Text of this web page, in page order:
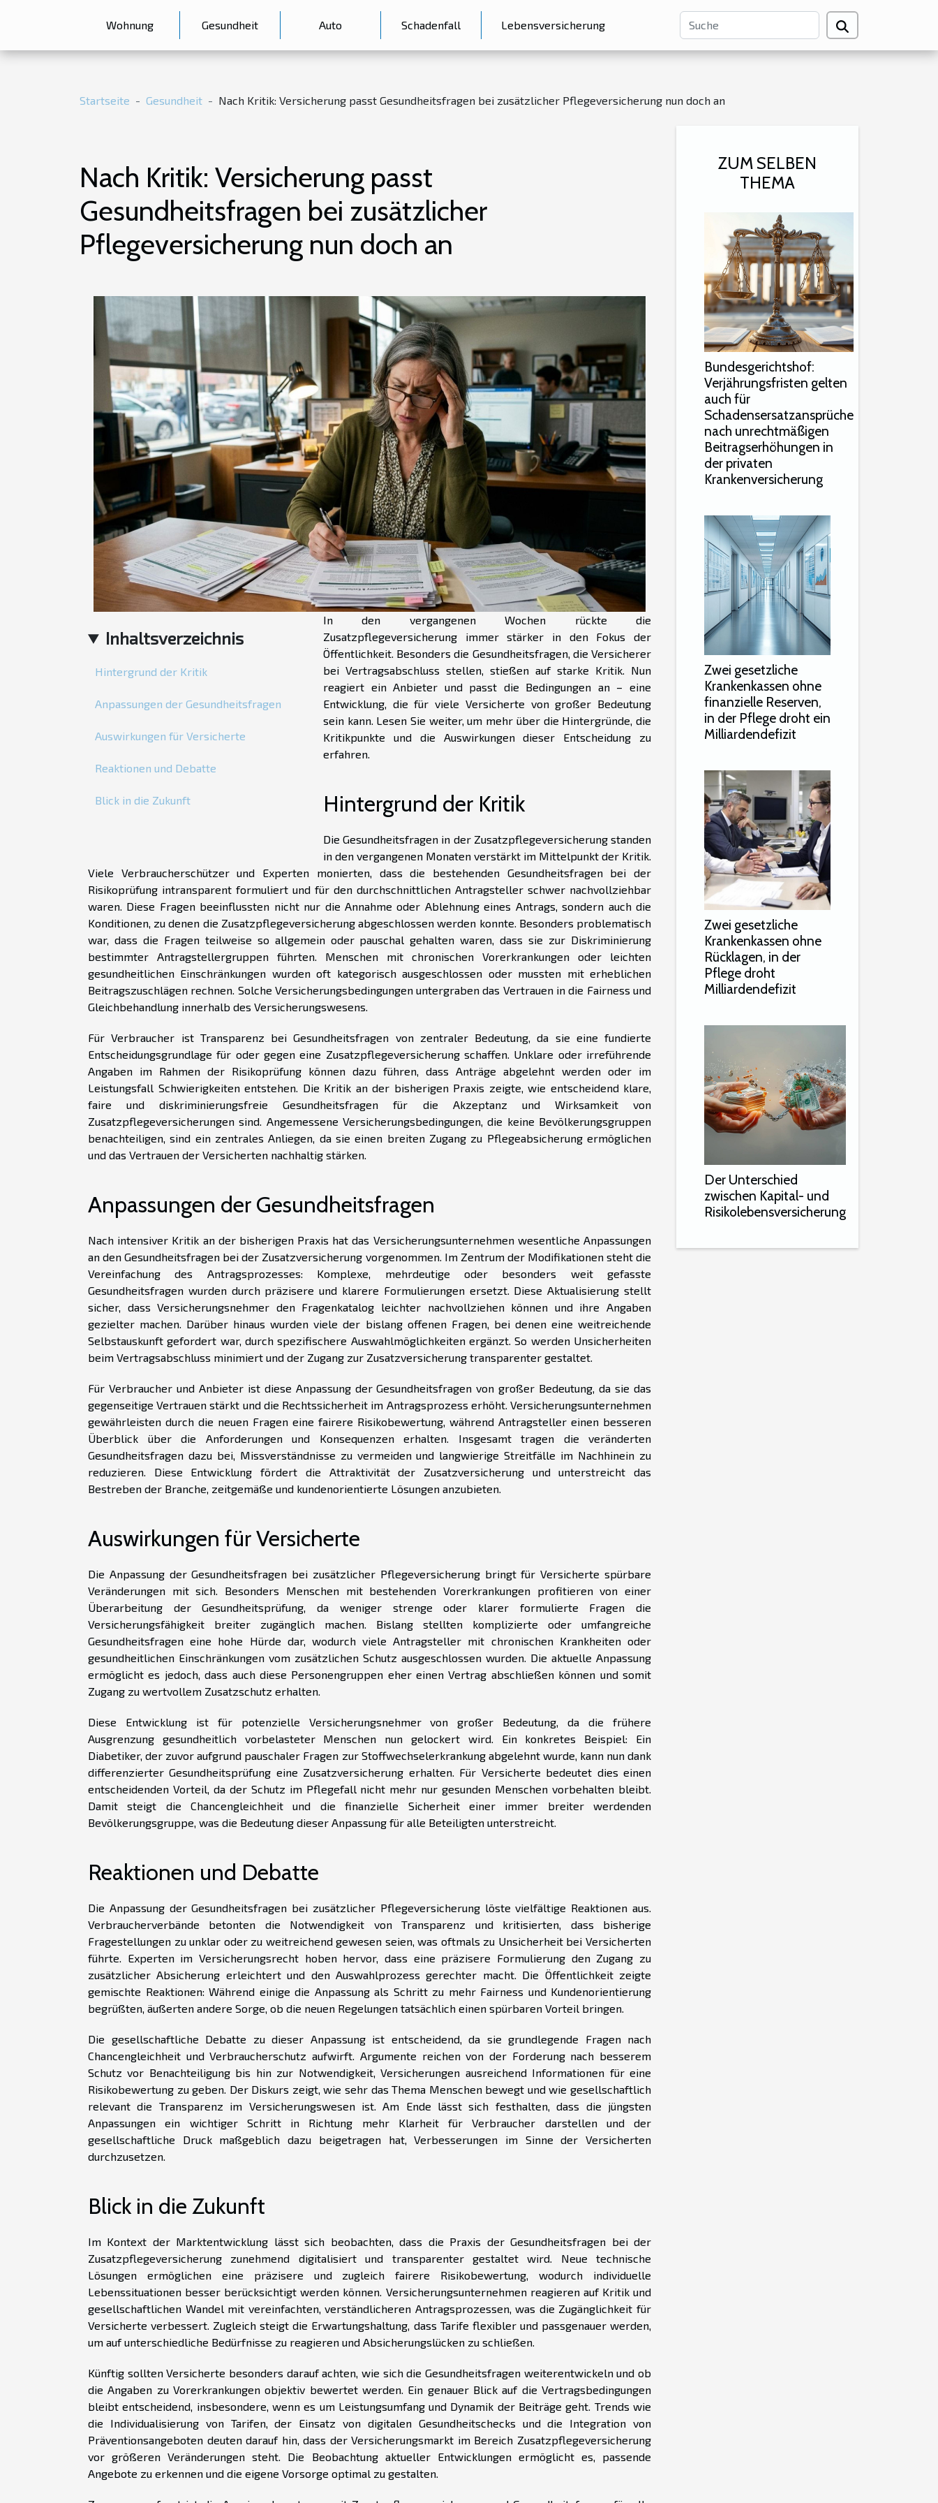
Wohnung Gesundheit Auto Schadenfall Lebensversicherung
Startseite Gesundheit Nach Kritik: Versicherung passt Gesundheitsfragen bei zusätzlicher Pflegeversicherung nun doch an
Nach Kritik: Versicherung passt
Gesundheitsfragen bei zusätzlicher
Pflegeversicherung nun doch an
Inhaltsverzeichnis
Hintergrund der Kritik
Anpassungen der Gesundheitsfragen
Auswirkungen für Versicherte
Reaktionen und Debatte
Blick in die Zukunft
In den vergangenen Wochen rückte die
Zusatzpflegeversicherung immer stärker in den Fokus der
Öffentlichkeit. Besonders die Gesundheitsfragen, die Versicherer
bei Vertragsabschluss stellen, stießen auf starke Kritik. Nun
reagiert ein Anbieter und passt die Bedingungen an – eine
Entwicklung, die für viele Versicherte von großer Bedeutung
sein kann. Lesen Sie weiter, um mehr über die Hintergründe, die
Kritikpunkte und die Auswirkungen dieser Entscheidung zu
erfahren.
Hintergrund der Kritik
Die Gesundheitsfragen in der Zusatzpflegeversicherung standen
in den vergangenen Monaten verstärkt im Mittelpunkt der Kritik.
Viele Verbraucherschützer und Experten monierten, dass die bestehenden Gesundheitsfragen bei der
Risikoprüfung intransparent formuliert und für den durchschnittlichen Antragsteller schwer nachvollziehbar
waren. Diese Fragen beeinflussten nicht nur die Annahme oder Ablehnung eines Antrags, sondern auch die
Konditionen, zu denen die Zusatzpflegeversicherung abgeschlossen werden konnte. Besonders problematisch
war, dass die Fragen teilweise so allgemein oder pauschal gehalten waren, dass sie zur Diskriminierung
bestimmter Antragstellergruppen führten. Menschen mit chronischen Vorerkrankungen oder leichten
gesundheitlichen Einschränkungen wurden oft kategorisch ausgeschlossen oder mussten mit erheblichen
Beitragszuschlägen rechnen. Solche Versicherungsbedingungen untergraben das Vertrauen in die Fairness und
Gleichbehandlung innerhalb des Versicherungswesens.
Für Verbraucher ist Transparenz bei Gesundheitsfragen von zentraler Bedeutung, da sie eine fundierte
Entscheidungsgrundlage für oder gegen eine Zusatzpflegeversicherung schaffen. Unklare oder irreführende
Angaben im Rahmen der Risikoprüfung können dazu führen, dass Anträge abgelehnt werden oder im
Leistungsfall Schwierigkeiten entstehen. Die Kritik an der bisherigen Praxis zeigte, wie entscheidend klare,
faire und diskriminierungsfreie Gesundheitsfragen für die Akzeptanz und Wirksamkeit von
Zusatzpflegeversicherungen sind. Angemessene Versicherungsbedingungen, die keine Bevölkerungsgruppen
benachteiligen, sind ein zentrales Anliegen, da sie einen breiten Zugang zu Pflegeabsicherung ermöglichen
und das Vertrauen der Versicherten nachhaltig stärken.
Anpassungen der Gesundheitsfragen
Nach intensiver Kritik an der bisherigen Praxis hat das Versicherungsunternehmen wesentliche Anpassungen
an den Gesundheitsfragen bei der Zusatzversicherung vorgenommen. Im Zentrum der Modifikationen steht die
Vereinfachung des Antragsprozesses: Komplexe, mehrdeutige oder besonders weit gefasste
Gesundheitsfragen wurden durch präzisere und klarere Formulierungen ersetzt. Diese Aktualisierung stellt
sicher, dass Versicherungsnehmer den Fragenkatalog leichter nachvollziehen können und ihre Angaben
gezielter machen. Darüber hinaus wurden viele der bislang offenen Fragen, bei denen eine weitreichende
Selbstauskunft gefordert war, durch spezifischere Auswahlmöglichkeiten ergänzt. So werden Unsicherheiten
beim Vertragsabschluss minimiert und der Zugang zur Zusatzversicherung transparenter gestaltet.
Für Verbraucher und Anbieter ist diese Anpassung der Gesundheitsfragen von großer Bedeutung, da sie das
gegenseitige Vertrauen stärkt und die Rechtssicherheit im Antragsprozess erhöht. Versicherungsunternehmen
gewährleisten durch die neuen Fragen eine fairere Risikobewertung, während Antragsteller einen besseren
Überblick über die Anforderungen und Konsequenzen erhalten. Insgesamt tragen die veränderten
Gesundheitsfragen dazu bei, Missverständnisse zu vermeiden und langwierige Streitfälle im Nachhinein zu
reduzieren. Diese Entwicklung fördert die Attraktivität der Zusatzversicherung und unterstreicht das
Bestreben der Branche, zeitgemäße und kundenorientierte Lösungen anzubieten.
Auswirkungen für Versicherte
Die Anpassung der Gesundheitsfragen bei zusätzlicher Pflegeversicherung bringt für Versicherte spürbare
Veränderungen mit sich. Besonders Menschen mit bestehenden Vorerkrankungen profitieren von einer
Überarbeitung der Gesundheitsprüfung, da weniger strenge oder klarer formulierte Fragen die
Versicherungsfähigkeit breiter zugänglich machen. Bislang stellten komplizierte oder umfangreiche
Gesundheitsfragen eine hohe Hürde dar, wodurch viele Antragsteller mit chronischen Krankheiten oder
gesundheitlichen Einschränkungen vom zusätzlichen Schutz ausgeschlossen wurden. Die aktuelle Anpassung
ermöglicht es jedoch, dass auch diese Personengruppen eher einen Vertrag abschließen können und somit
Zugang zu wertvollem Zusatzschutz erhalten.
Diese Entwicklung ist für potenzielle Versicherungsnehmer von großer Bedeutung, da die frühere
Ausgrenzung gesundheitlich vorbelasteter Menschen nun gelockert wird. Ein konkretes Beispiel: Ein
Diabetiker, der zuvor aufgrund pauschaler Fragen zur Stoffwechselerkrankung abgelehnt wurde, kann nun dank
differenzierter Gesundheitsprüfung eine Zusatzversicherung erhalten. Für Versicherte bedeutet dies einen
entscheidenden Vorteil, da der Schutz im Pflegefall nicht mehr nur gesunden Menschen vorbehalten bleibt.
Damit steigt die Chancengleichheit und die finanzielle Sicherheit einer immer breiter werdenden
Bevölkerungsgruppe, was die Bedeutung dieser Anpassung für alle Beteiligten unterstreicht.
Reaktionen und Debatte
Die Anpassung der Gesundheitsfragen bei zusätzlicher Pflegeversicherung löste vielfältige Reaktionen aus.
Verbraucherverbände betonten die Notwendigkeit von Transparenz und kritisierten, dass bisherige
Fragestellungen zu unklar oder zu weitreichend gewesen seien, was oftmals zu Unsicherheit bei Versicherten
führte. Experten im Versicherungsrecht hoben hervor, dass eine präzisere Formulierung den Zugang zu
zusätzlicher Absicherung erleichtert und den Auswahlprozess gerechter macht. Die Öffentlichkeit zeigte
gemischte Reaktionen: Während einige die Anpassung als Schritt zu mehr Fairness und Kundenorientierung
begrüßten, äußerten andere Sorge, ob die neuen Regelungen tatsächlich einen spürbaren Vorteil bringen.
Die gesellschaftliche Debatte zu dieser Anpassung ist entscheidend, da sie grundlegende Fragen nach
Chancengleichheit und Verbraucherschutz aufwirft. Argumente reichen von der Forderung nach besserem
Schutz vor Benachteiligung bis hin zur Notwendigkeit, Versicherungen ausreichend Informationen für eine
Risikobewertung zu geben. Der Diskurs zeigt, wie sehr das Thema Menschen bewegt und wie gesellschaftlich
relevant die Transparenz im Versicherungswesen ist. Am Ende lässt sich festhalten, dass die jüngsten
Anpassungen ein wichtiger Schritt in Richtung mehr Klarheit für Verbraucher darstellen und der
gesellschaftliche Druck maßgeblich dazu beigetragen hat, Verbesserungen im Sinne der Versicherten
durchzusetzen.
Blick in die Zukunft
Im Kontext der Marktentwicklung lässt sich beobachten, dass die Praxis der Gesundheitsfragen bei der
Zusatzpflegeversicherung zunehmend digitalisiert und transparenter gestaltet wird. Neue technische
Lösungen ermöglichen eine präzisere und zugleich fairere Risikobewertung, wodurch individuelle
Lebenssituationen besser berücksichtigt werden können. Versicherungsunternehmen reagieren auf Kritik und
gesellschaftlichen Wandel mit vereinfachten, verständlicheren Antragsprozessen, was die Zugänglichkeit für
Versicherte verbessert. Zugleich steigt die Erwartungshaltung, dass Tarife flexibler und passgenauer werden,
um auf unterschiedliche Bedürfnisse zu reagieren und Absicherungslücken zu schließen.
Künftig sollten Versicherte besonders darauf achten, wie sich die Gesundheitsfragen weiterentwickeln und ob
die Angaben zu Vorerkrankungen objektiv bewertet werden. Ein genauer Blick auf die Vertragsbedingungen
bleibt entscheidend, insbesondere, wenn es um Leistungsumfang und Dynamik der Beiträge geht. Trends wie
die Individualisierung von Tarifen, der Einsatz von digitalen Gesundheitschecks und die Integration von
Präventionsangeboten deuten darauf hin, dass der Versicherungsmarkt im Bereich Zusatzpflegeversicherung
vor größeren Veränderungen steht. Die Beobachtung aktueller Entwicklungen ermöglicht es, passende
Angebote zu erkennen und die eigene Vorsorge optimal zu gestalten.
ZUM SELBEN
THEMA
Bundesgerichtshof:
Verjährungsfristen gelten
auch für
Schadensersatzansprüche
nach unrechtmäßigen
Beitragserhöhungen in
der privaten
Krankenversicherung
Zwei gesetzliche
Krankenkassen ohne
finanzielle Reserven,
in der Pflege droht ein
Milliardendefizit
Zwei gesetzliche
Krankenkassen ohne
Rücklagen, in der
Pflege droht
Milliardendefizit
Der Unterschied
zwischen Kapital- und
Risikolebensversicherung